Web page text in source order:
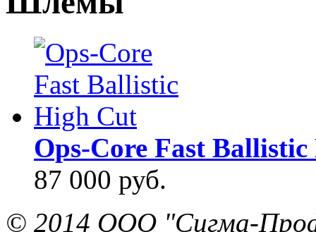
Ops-Core Fast
87 000 руб.
© 2014 ООО "Сигма-